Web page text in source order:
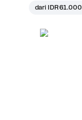
dari IDR 61.000